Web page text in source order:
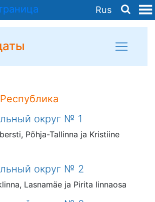
Rus
округ № 1
Põhja-Tallinna ja Kristiine
округ № 2
Lasnamäe ja Pirita linnaosa